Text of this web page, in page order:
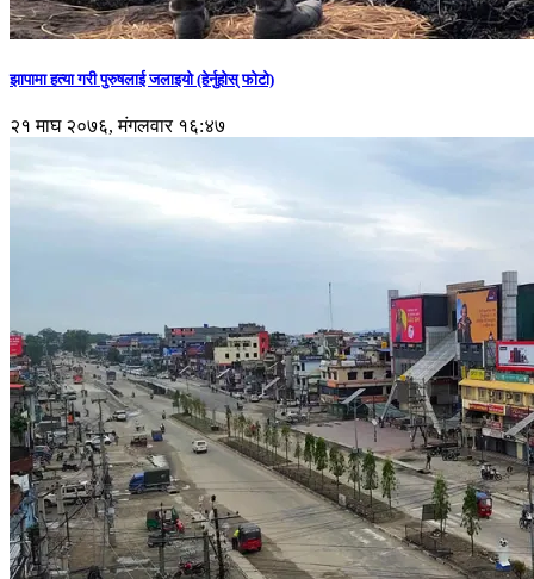
झापामा हत्या गरी पुरुषलाई जलाइयो (हेर्नुहाेस् फाेटाे)
२१ माघ २०७६, मंगलवार १६:४७